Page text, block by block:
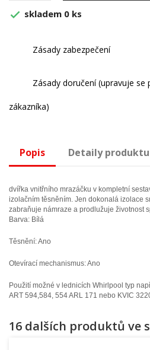
 skladem 0 ks
Zásady zabezpečení
Zásady doručení (upravuje
zákazníka)
Popis Detaily produktu
dvířka vnitřního mrazáčku v kompletní
izolačním těsněním. Jen dokonalá izolace
zabraňuje námraze a prodlužuje životnost
Barva: Bílá
Těsnění: Ano
Otevírací mechanismus: Ano
Použití možné v lednicích Whirlpool typ
ART 594,584, 554 ARL 171 nebo KVIC
16 dalších produktů ve